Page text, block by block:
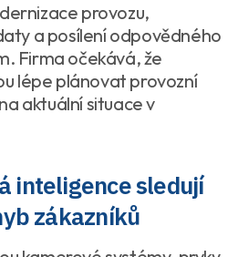
provozu,
a posílení odpovědného
Firma očekává, že
lépe plánovat provozní
aktuální situace v
inteligence sledují
zákazníků